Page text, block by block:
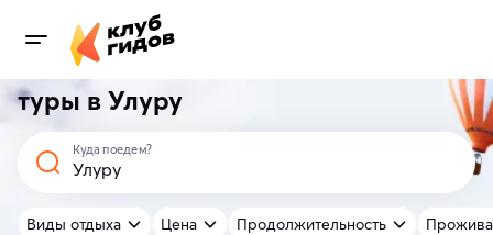
туры в Улуру
Куда поедем?
Виды отдыха Цена Продолжительность